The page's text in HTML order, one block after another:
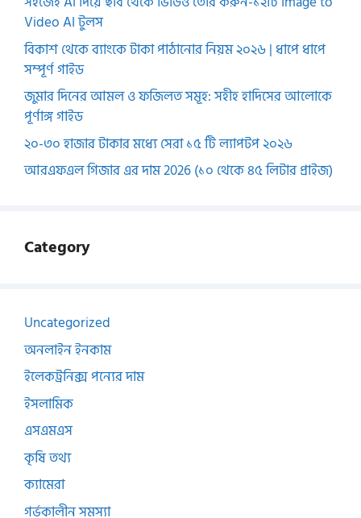
Video AI টুলস
বিকাশ থেকে ব্যাংকে টাকা পাঠানোর নিয়ম ২০২৬ | ধাপে ধাপে
সম্পূর্ণ গাইড
জুমার দিনের আমল ও ফজিলত সমূহ: সহীহ হাদিসের আলোকে
পূর্ণাঙ্গ গাইড
২০-৩০ হাজার টাকার মধ্যে সেরা ১৫ টি ল্যাপটপ ২০২৬
আরএফএল গিজার এর দাম 2026 (১০ থেকে ৪৫ লিটার প্রাইজ)
Category
Uncategorized
অনলাইন ইনকাম
ইলেকট্রনিক্স পন্যের দাম
ইসলামিক
এসএমএস
কৃষি তথ্য
ক্যামেরা
গর্ভকালীন সমস্যা